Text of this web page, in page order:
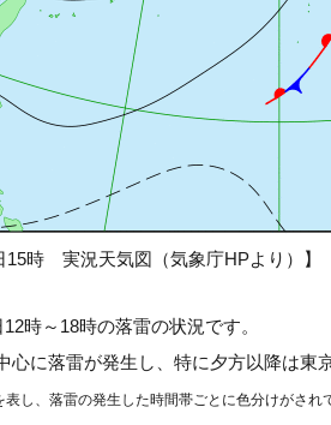
15時 実況天気図（気象庁HPより）】
時～18時の落雷の状況です。
心に落雷が発生し、特に夕方以降は東
し、落雷の発生した時間帯ごとに色分けがされ